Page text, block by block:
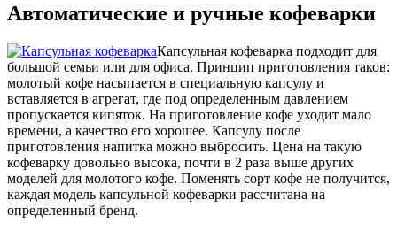
Автоматические и ручные кофеварки
Капсульная кофеварка подходит для
большой семьи или для офиса. Принцип приготовления таков:
молотый кофе насыпается в специальную капсулу и
вставляется в агрегат, где под определенным давлением
пропускается кипяток. На приготовление кофе уходит мало
времени, а качество его хорошее. Капсулу после
приготовления напитка можно выбросить. Цена на такую
кофеварку довольно высока, почти в 2 раза выше других
моделей для молотого кофе. Поменять сорт кофе не получится,
каждая модель капсульной кофеварки рассчитана на
определенный бренд.